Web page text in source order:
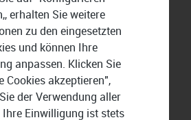
erhalten Sie weitere
zu den eingesetzten
und können Ihre
anpassen. Klicken Sie
Cookies akzeptieren",
der Verwendung aller
Ihre Einwilligung ist stets